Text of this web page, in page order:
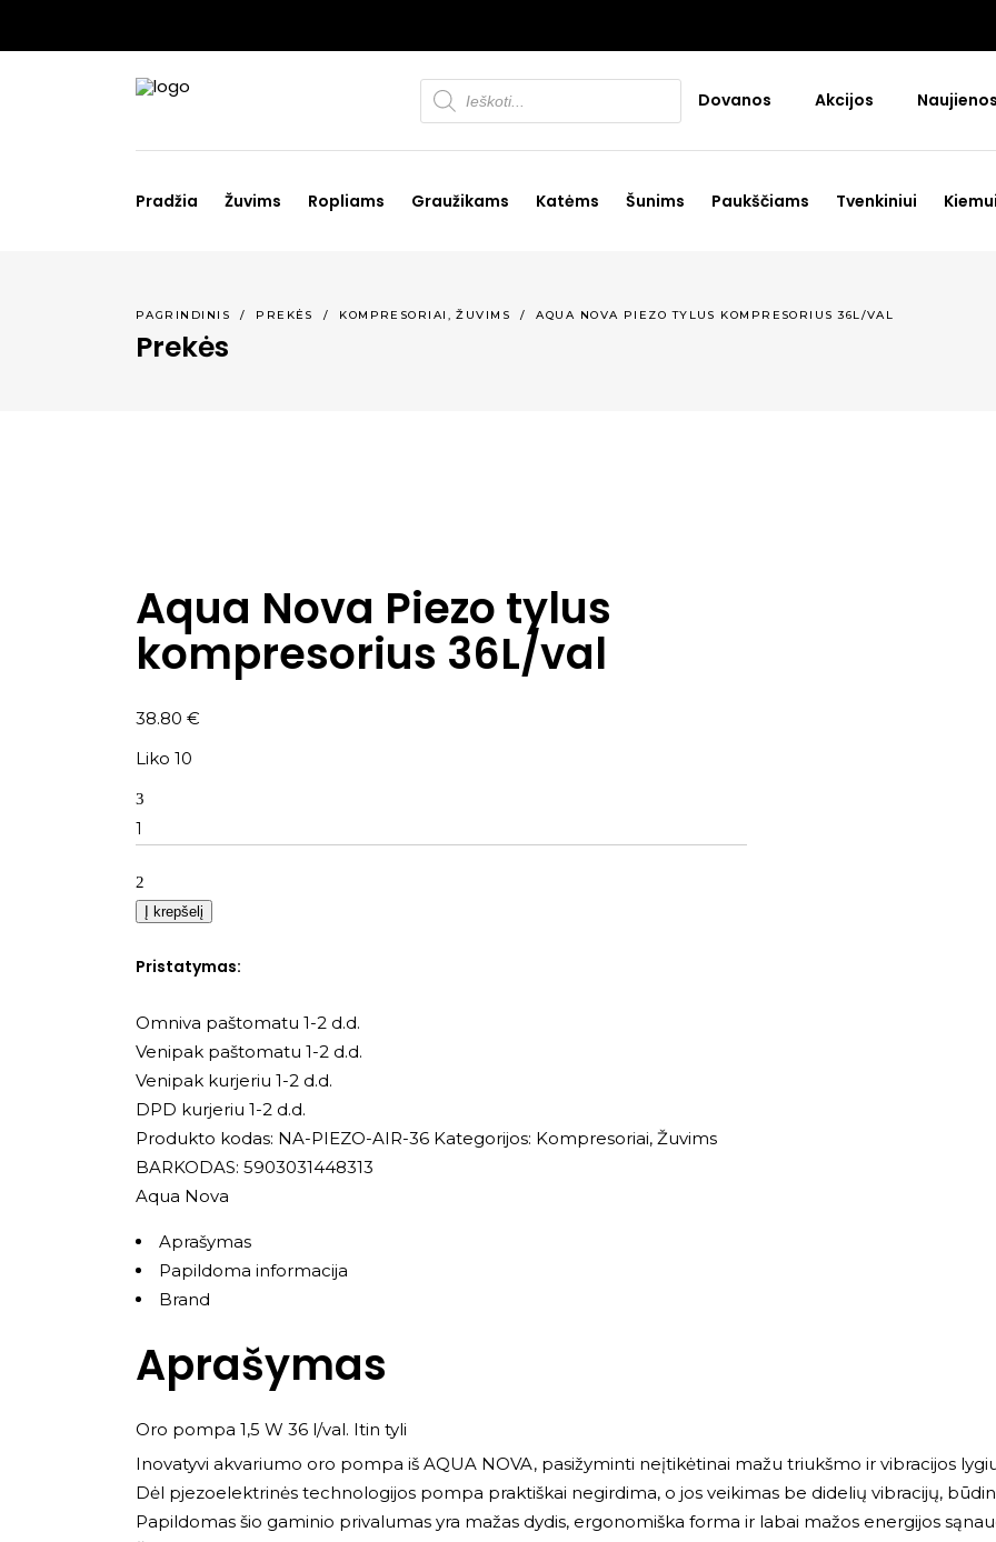
Products
search Dovanos Akcijos Naujienos
Pradžia Žuvims Ropliams Graužikams Katėms Šunims Paukščiams Tvenkiniui Kiemui
PAGRINDINIS / PREKĖS / KOMPRESORIAI ,ŽUVIMS /AQUA NOVA PIEZO TYLUS KOMPRESORIUS 36L/VAL
Prekės
Aqua Nova Piezo tylus
kompresorius 36L/val
38.80 €
Liko 10
Kiekis
Į krepšelį
Pristatymas:
Omniva paštomatu 1-2 d.d.
Venipak paštomatu 1-2 d.d.
Venipak kurjeriu 1-2 d.d.
DPD kurjeriu 1-2 d.d.
Produkto kodas: NA-PIEZO-AIR-36 Kategorijos: Kompresoriai, Žuvims
BARKODAS: 5903031448313
Aqua Nova
Aprašymas
Papildoma informacija
Brand
Aprašymas
Oro pompa 1,5 W 36 l/val. Itin tyli
Inovatyvi akvariumo oro pompa iš AQUA NOVA, pasižyminti neįtikėtinai mažu triukšmo ir vibracijos
Dėl pjezoelektrinės technologijos pompa praktiškai negirdima, o jos veikimas be didelių vibracijų,
Papildomas šio gaminio privalumas yra mažas dydis, ergonomiška forma ir labai mažos energijos